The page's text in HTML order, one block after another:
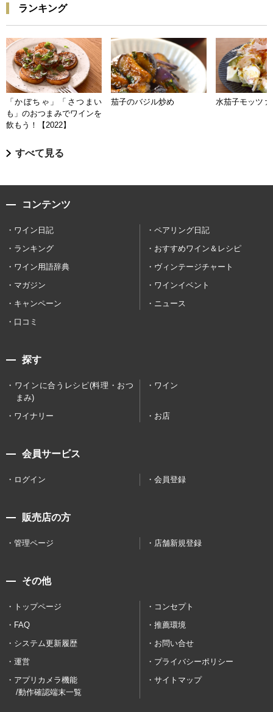
ランキング
「かぼちゃ」「さつまい
も」のおつまみでワインを
飲もう！【2022】
茄子のバジル炒め 水茄子モッツァ
すべて見る
コンテンツ
ワイン日記
ペアリング日記
ランキング
おすすめワイン＆レシピ
ワイン用語辞典
ヴィンテージチャート
マガジン
ワインイベント
キャンペーン
ニュース
口コミ
探す
ワインに合うレシピ(料理・おつ
まみ)
ワイン
ワイナリー お店
会員サービス
ログイン 会員登録
販売店の方
管理ページ 店舗新規登録
その他
トップページ
コンセプト
FAQ
推薦環境
システム更新履歴
お問い合せ
運営
プライバシーポリシー
アプリカメラ機能
/動作確認端末一覧
サイトマップ